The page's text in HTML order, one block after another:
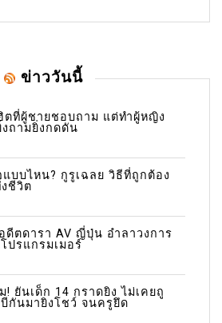
ข่าววันนี้
ตที่ผู้ชายชอบถาม แต่ทำผู้หญิง
ถามยิ่งกดดัน
แบบไหน? กูรูเฉลย วิธีที่ถูกต้อง
ชีวิต
ดีตดารา AV ญี่ปุ่น อำลาวงการ
ปรแกรมเมอร์
! ยันเด็ก 14 กราดยิง ไม่เคยถู
กันมายิงโชว์ จนครูยึด